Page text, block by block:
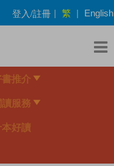
登入/註冊 | 繁 | English
書推介
讀服務
本好讀